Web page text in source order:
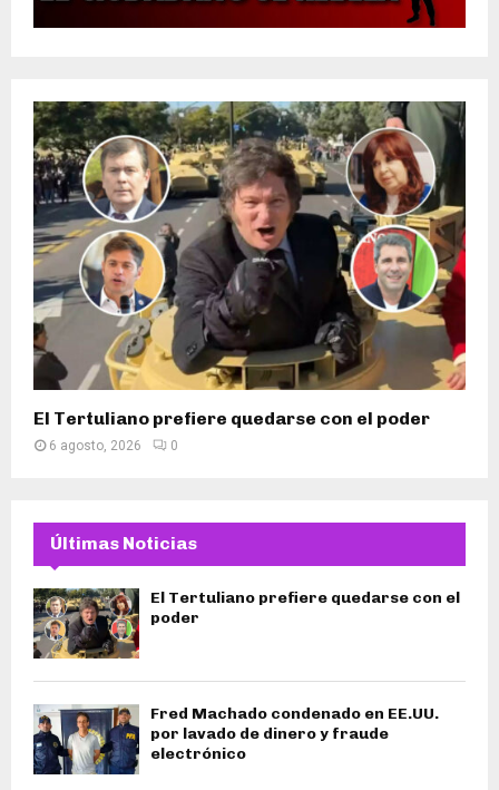
El Tertuliano prefiere quedarse con el poder
6 agosto, 2026 0
Últimas Noticias
El Tertuliano prefiere quedarse con el
poder
Fred Machado condenado en EE.UU.
por lavado de dinero y fraude
electrónico